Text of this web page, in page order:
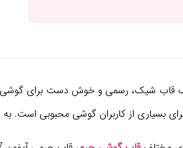
یک قاب شیک، رسمی و خوش دست برای
بسیاری از کاربران گوشی محبوبی است.